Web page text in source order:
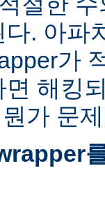
다. 아파
가
면 해킹
가 문